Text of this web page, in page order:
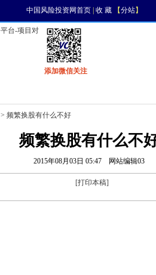
中国风险投资网首页| 收 藏【分站】
添加微信关注
> 频繁换股有什么不好
频繁换股有什么不
2015年08月03日 05:47 网站编辑03
[打印本稿]